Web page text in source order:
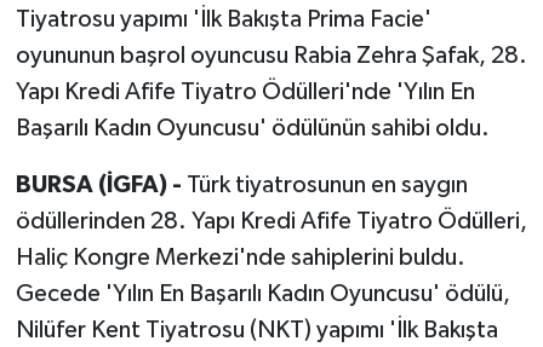
Tiyatrosu yapımı 'İlk Bakışta Prima Facie'
oyununun başrol oyuncusu Rabia Zehra Şafak, 28.
Yapı Kredi Afife Tiyatro Ödülleri'nde 'Yılın En
Başarılı Kadın Oyuncusu' ödülünün sahibi oldu.
BURSA (İGFA) - Türk tiyatrosunun en saygın
ödüllerinden 28. Yapı Kredi Afife Tiyatro Ödülleri,
Haliç Kongre Merkezi'nde sahiplerini buldu.
Gecede 'Yılın En Başarılı Kadın Oyuncusu' ödülü,
Nilüfer Kent Tiyatrosu (NKT) yapımı 'İlk Bakışta